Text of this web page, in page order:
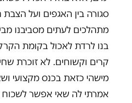
סגורה בין האגפים ועל הצבת
מתהלכים לעתים מסביבנו
בנו לרדת לאכול בקומת
קרים וקשוחים. לא זוכרת
מישהי כזאת בכנס מקצועי
אמרתי לה שאי אפשר לשכוח